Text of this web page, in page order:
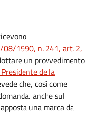
08/1990, n. 241, art. 2,
un provvedimento
della
che, così come
anche sul
una marca da